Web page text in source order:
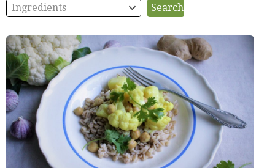
Ingredients